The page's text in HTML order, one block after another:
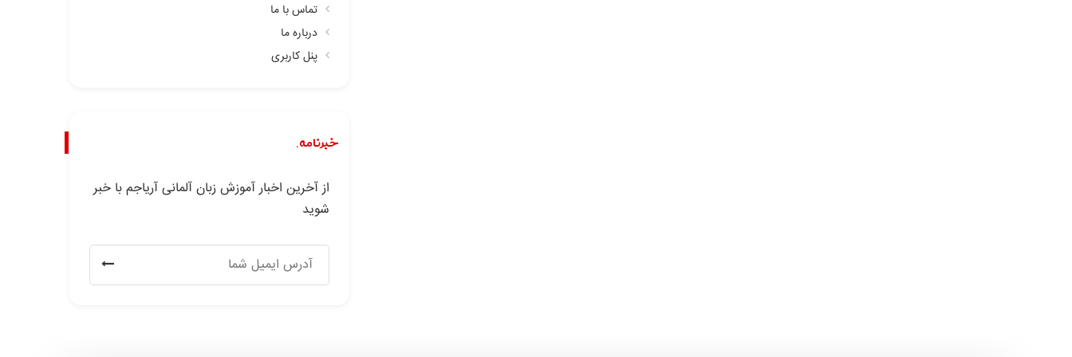
تماس با ما
درباره ما
پنل کاربری
خبرنامه.
از آخرین اخبار آموزش زبان آلمانی آریاجم با خبر
شوید